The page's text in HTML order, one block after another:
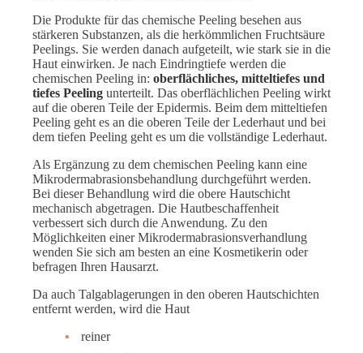
Die Produkte für das chemische Peeling besehen aus
stärkeren Substanzen, als die herkömmlichen Fruchtsäure
Peelings. Sie werden danach aufgeteilt, wie stark sie in die
Haut einwirken. Je nach Eindringtiefe werden die
chemischen Peeling in: oberflächliches, mitteltiefes und
tiefes Peeling unterteilt. Das oberflächlichen Peeling wirkt
auf die oberen Teile der Epidermis. Beim dem mitteltiefen
Peeling geht es an die oberen Teile der Lederhaut und bei
dem tiefen Peeling geht es um die vollständige Lederhaut.
Als Ergänzung zu dem chemischen Peeling kann eine
Mikrodermabrasionsbehandlung durchgeführt werden.
Bei dieser Behandlung wird die obere Hautschicht
mechanisch abgetragen. Die Hautbeschaffenheit
verbessert sich durch die Anwendung. Zu den
Möglichkeiten einer Mikrodermabrasionsverhandlung
wenden Sie sich am besten an eine Kosmetikerin oder
befragen Ihren Hausarzt.
Da auch Talgablagerungen in den oberen Hautschichten
entfernt werden, wird die Haut
reiner